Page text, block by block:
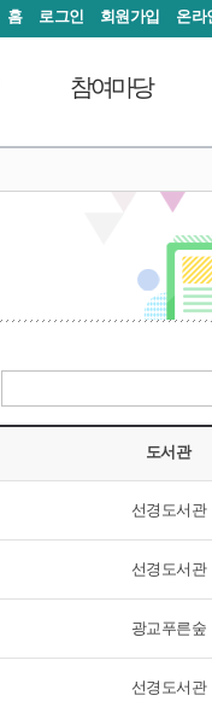
홈 로그인 회원가입 온라
참여마당
도서관
선경도서관
선경도서관
광교푸른숲
선경도서관